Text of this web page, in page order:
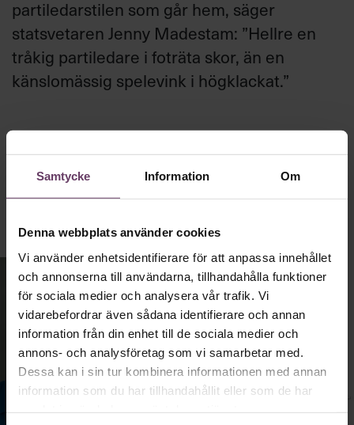
Samtycke Information Om
Denna webbplats använder cookies
Vi använder enhetsidentifierare för att anpassa innehållet
och annonserna till användarna, tillhandahålla funktioner
för sociala medier och analysera vår trafik. Vi
vidarebefordrar även sådana identifierare och annan
information från din enhet till de sociala medier och
annons- och analysföretag som vi samarbetar med.
Dessa kan i sin tur kombinera informationen med annan
information som du har tillhandahållit eller som de har
partiledarstilen som går hem, säger
statsvetaren Jenny Madestam: ”Hellre en
tråkig partiledare i foträta skor, än en
känslomässig spelevink i högklackat.”
Text:Fredrik Kullberg
Publicerad2026-08-03